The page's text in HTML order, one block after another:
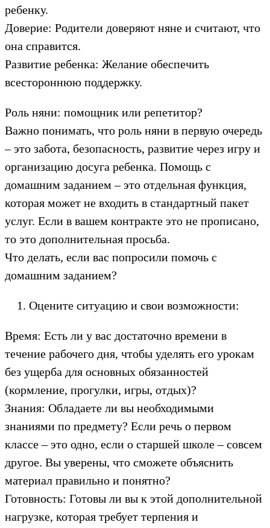
ребенку.
Доверие: Родители доверяют няне и считают, что
она справится.
Развитие ребенка: Желание обеспечить
всестороннюю поддержку.
Роль няни: помощник или репетитор?
Важно понимать, что роль няни в первую очередь
– это забота, безопасность, развитие через игру и
организацию досуга ребенка. Помощь с
домашним заданием – это отдельная функция,
которая может не входить в стандартный пакет
услуг. Если в вашем контракте это не прописано,
то это дополнительная просьба.
Что делать, если вас попросили помочь с
домашним заданием?
Оцените ситуацию и свои возможности:
Время: Есть ли у вас достаточно времени в
течение рабочего дня, чтобы уделять его урокам
без ущерба для основных обязанностей
(кормление, прогулки, игры, отдых)?
Знания: Обладаете ли вы необходимыми
знаниями по предмету? Если речь о первом
классе – это одно, если о старшей школе – совсем
другое. Вы уверены, что сможете объяснить
материал правильно и понятно?
Готовность: Готовы ли вы к этой дополнительной
нагрузке, которая требует терпения и